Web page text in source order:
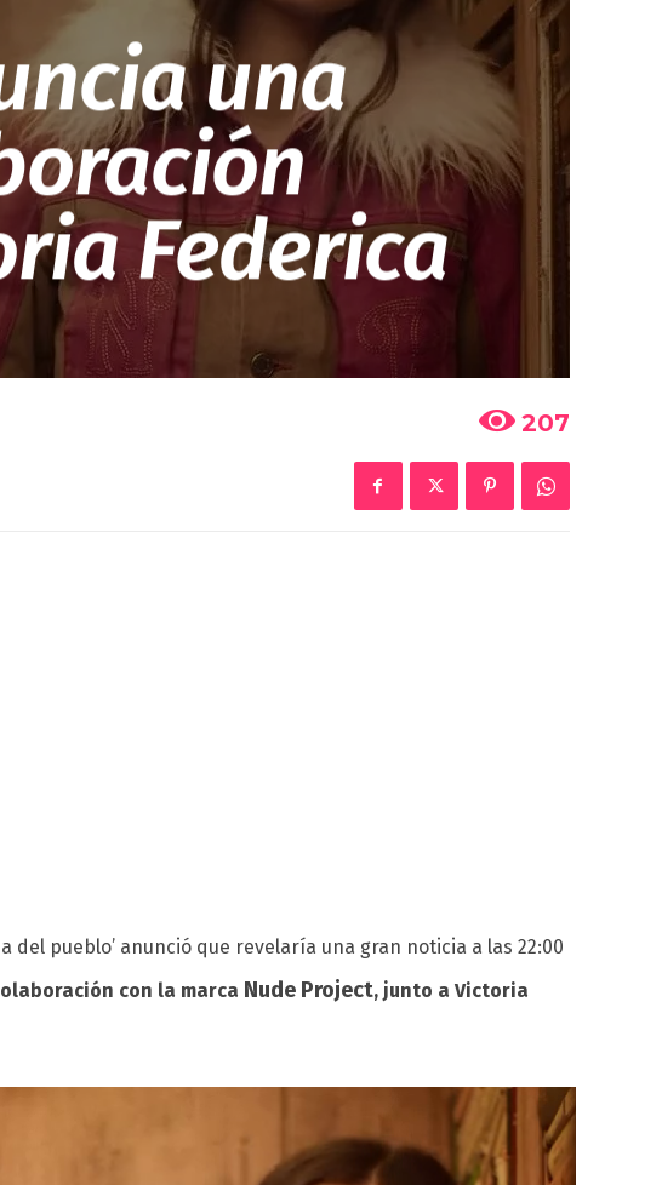
una
Federica
207
del pueblo’ anunció que revelaría una gran noticia a las 22:00
con la marca Nude Project, junto a Victoria